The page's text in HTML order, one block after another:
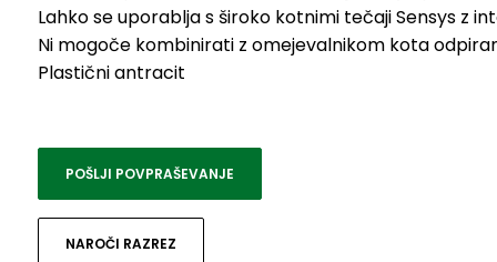
Lahko se uporablja s široko kotnimi tečaji Sensys z
Ni mogoče kombinirati z omejevalnikom kota
Plastični antracit
POŠLJI POVPRAŠEVANJE
NAROČI RAZREZ